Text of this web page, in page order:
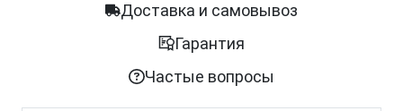
Доставка и самовывоз
Гарантия
Частые вопросы